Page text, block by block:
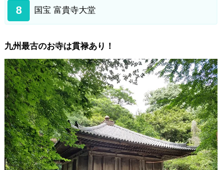
8 国宝 富貴寺大堂
九州最古のお寺は貫禄あり！